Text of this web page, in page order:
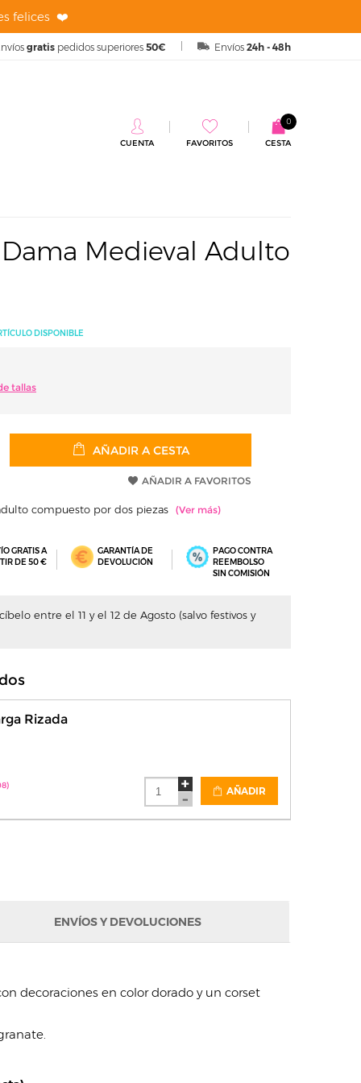
felices ❤️
Envíos 24h - 48h
gratis pedidos superiores 50€
CESTA
0
CUENTA FAVORITOS
Medieval Adulto
DISPONIBLE
tallas
AÑADIR A CESTA
AÑADIR A FAVORITOS
compuesto por dos piezas
GRATIS A
DE 50 €
GARANTÍA DE
DEVOLUCIÓN
PAGO CONTRA
REEMBOLSO
SIN COMISIÓN
entre el 11 y el 12 de Agosto (salvo festivos y
Rizada
AÑADIR
ENVÍOS Y DEVOLUCIONES
decoraciones en color dorado y un corset